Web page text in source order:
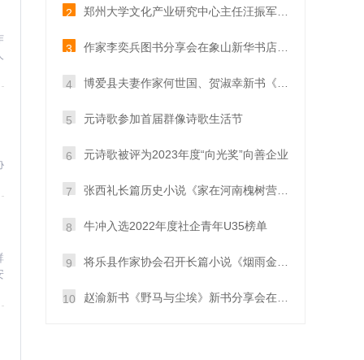
2
3
4
5 元诗歌参加首届群像诗歌生活节
6 元诗歌被评为2023年度“向光奖”向善企业
7
8 牛冲入选2022年度社企青年U35榜单
9
10